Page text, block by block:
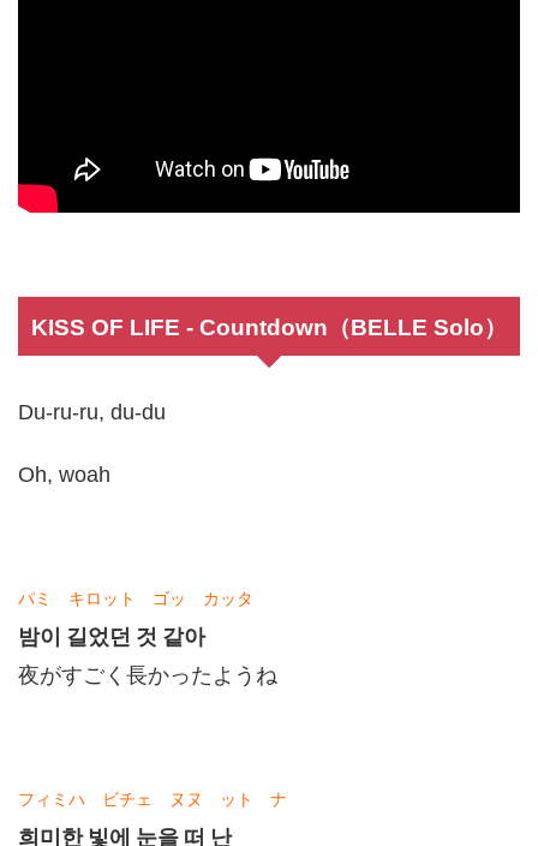
KISS OF LIFE - Countdown（BELLE Solo）
Du-ru-ru, du-du
Oh, woah
パミ キロット ゴッ カッタ
밤이 길었던 것 같아
夜がすごく長かったようね
フィミハ ビチェ ヌヌ ット ナ
희미한 빛에 눈을 떠 난